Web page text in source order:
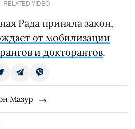
RELATED VIDEO
Рада приняла закон,
от мобилизации
и докторантов.
Мазур